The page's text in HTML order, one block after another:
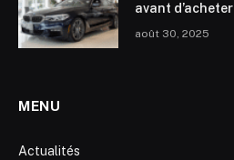
avant d’acheter
août 30, 2025
MENU
Actualités